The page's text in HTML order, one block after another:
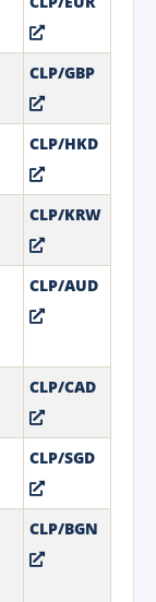
CLP/GBP
CLP/HKD
CLP/KRW
CLP/AUD
CLP/CAD
CLP/SGD
CLP/BGN